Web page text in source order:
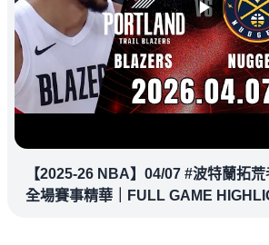
【2025-26 NBA】04/07 #波特蘭拓
全場賽事精華｜FULL GAME